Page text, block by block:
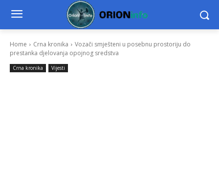
Home Crna kronika
Vozači smješteni u posebnu prostoriju do
prestanka djelovanja opojnog sredstva
Crna kronika Vijesti